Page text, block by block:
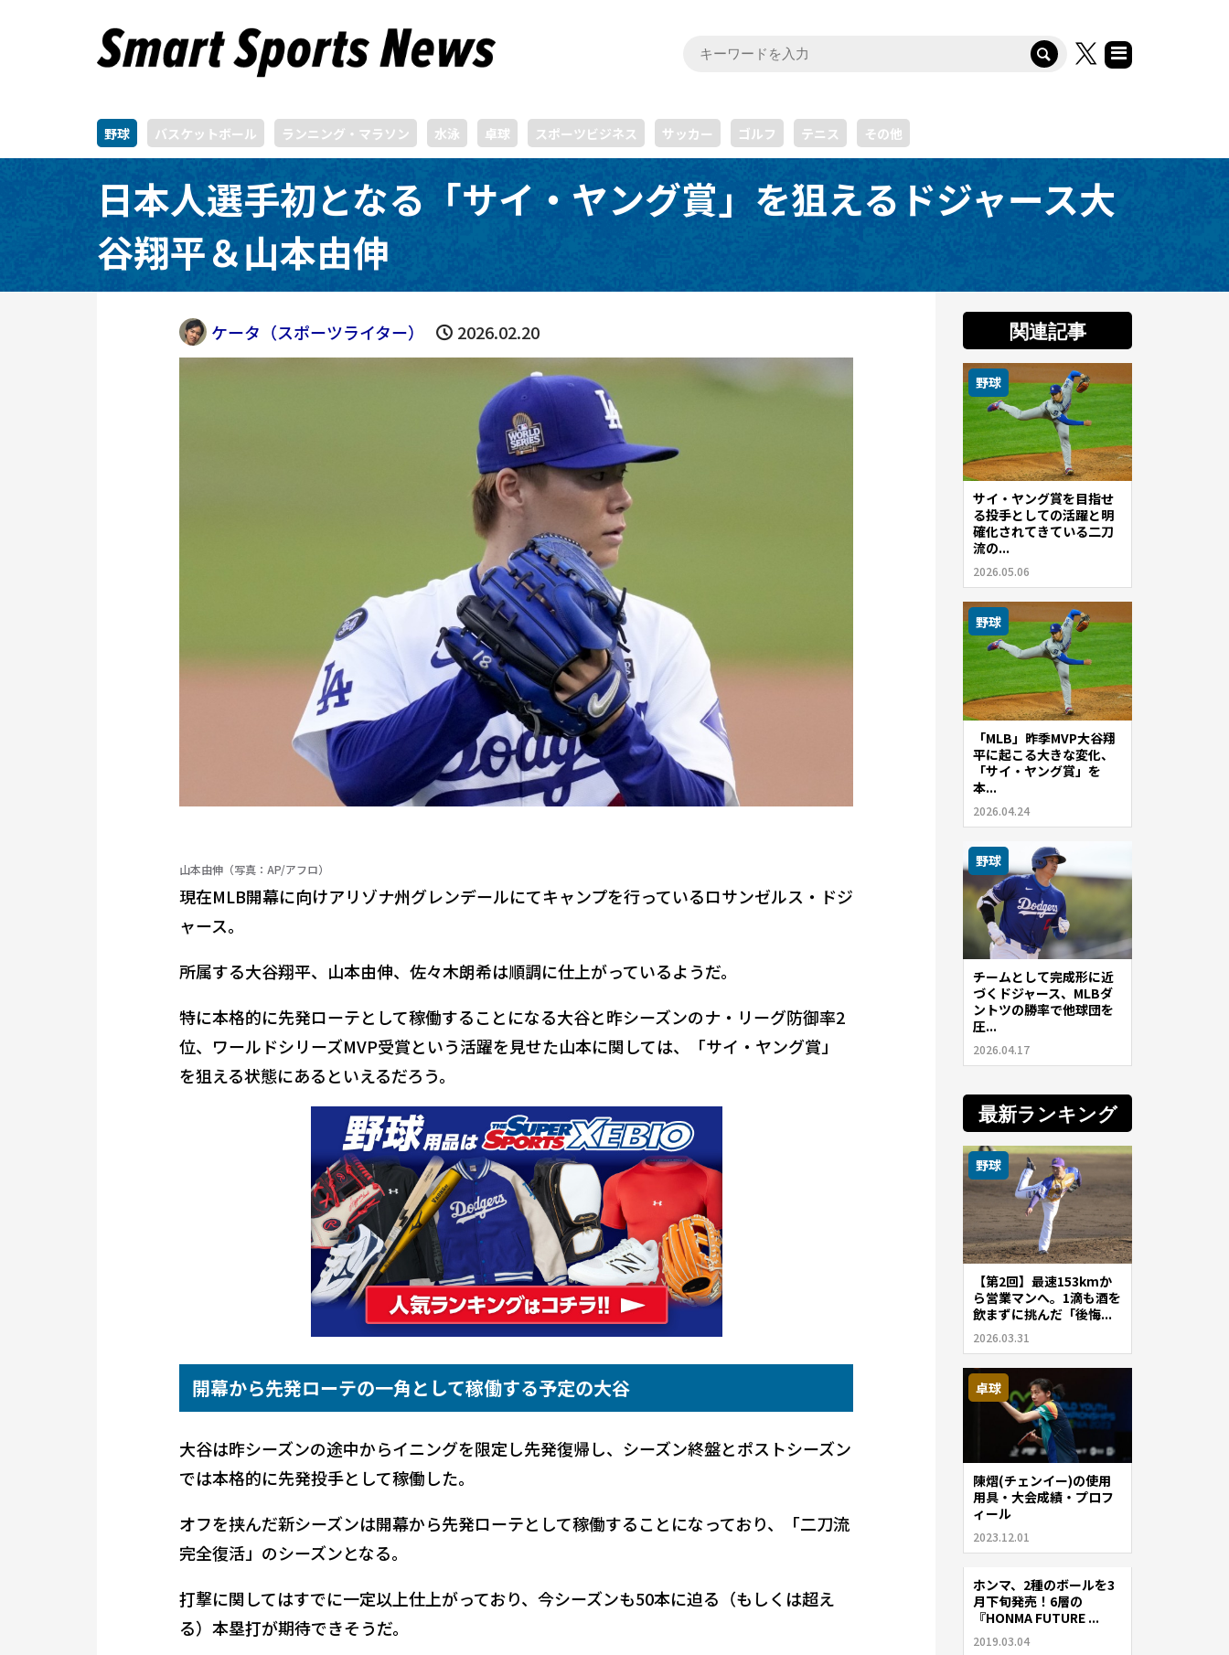
野球 バスケットボール ランニング・マラソン 水泳 卓球 スポーツビジネス サッカー ゴルフ テニス その他
日本人選手初となる「サイ・ヤング賞」を狙えるドジャース大
谷翔平＆山本由伸
ケータ（スポーツライター） 2026.02.20
山本由伸（写真：AP/アフロ）
現在MLB開幕に向けアリゾナ州グレンデールにてキャンプを行っているロサンゼルス・ドジ
ャース。
所属する大谷翔平、山本由伸、佐々木朗希は順調に仕上がっているようだ。
特に本格的に先発ローテとして稼働することになる大谷と昨シーズンのナ・リーグ防御率2
位、ワールドシリーズMVP受賞という活躍を見せた山本に関しては、「サイ・ヤング賞」
を狙える状態にあるといえるだろう。
開幕から先発ローテの一角として稼働する予定の大谷
大谷は昨シーズンの途中からイニングを限定し先発復帰し、シーズン終盤とポストシーズン
では本格的に先発投手として稼働した。
オフを挟んだ新シーズンは開幕から先発ローテとして稼働することになっており、「二刀流
完全復活」のシーズンとなる。
打撃に関してはすでに一定以上仕上がっており、今シーズンも50本に迫る（もしくは超え
る）本塁打が期待できそうだ。
関連記事
野球
サイ・ヤング賞を目指せ
る投手としての活躍と明
確化されてきている二刀
流の...
2026.05.06
野球
「MLB」昨季MVP大谷翔
平に起こる大きな変化、
「サイ・ヤング賞」を
本...
2026.04.24
野球
チームとして完成形に近
づくドジャース、MLBダ
ントツの勝率で他球団を
圧...
2026.04.17
最新ランキング
野球
【第2回】最速153kmか
ら営業マンへ。1滴も酒を
飲まずに挑んだ「後悔...
2026.03.31
卓球
陳熠(チェンイー)の使用
用具・大会成績・プロフ
ィール
2023.12.01
ゴルフ
ホンマ、2種のボールを3
月下旬発売！6層の
『HONMA FUTURE ...
2019.03.04